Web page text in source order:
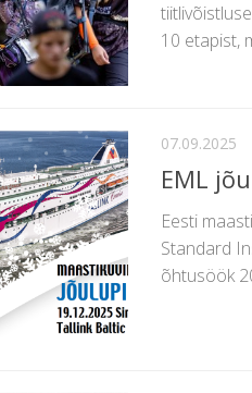
10 etapist,
07.09.2025
EML
Eesti
Standard
õhtusöök